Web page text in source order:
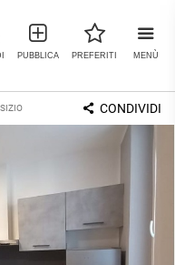
PUBBLICA PREFERITI MENÙ
CONDIVIDI
FREQUENTI
ALL'ASTA
APPARTAMENTI